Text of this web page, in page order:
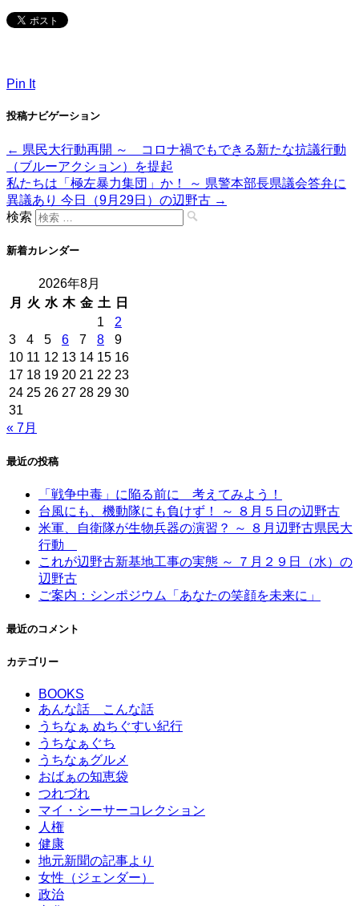
Pin It
投稿ナビゲーション
← 県民大行動再開 ～ コロナ禍でもできる新たな抗議行動
（ブルーアクション）を提起
私たちは「極左暴力集団」か！ ～ 県警本部長県議会答弁に
異議あり 今日（9月29日）の辺野古 →
検索
新着カレンダー
2026年8月
月
火 水 木 金 土
日
1
2
3
4 5 6 7 8
9
10 11 12 13 14 15 16
17 18 19 20 21 22 23
24 25 26 27 28 29 30
31
« 7月
最近の投稿
「戦争中毒」に陥る前に 考えてみよう！
台風にも、機動隊にも負けず！ ～ ８月５日の辺野古
米軍、自衛隊が生物兵器の演習？ ～ ８月辺野古県民大
行動
これが辺野古新基地工事の実態 ～ ７月２９日（水）の
辺野古
ご案内：シンポジウム「あなたの笑顔を未来に」
最近のコメント
カテゴリー
BOOKS
あんな話 こんな話
うちなぁ ぬちぐすい紀行
うちなぁぐち
うちなぁグルメ
おばぁの知恵袋
つれづれ
マイ・シーサーコレクション
人権
健康
地元新聞の記事より
女性（ジェンダー）
政治